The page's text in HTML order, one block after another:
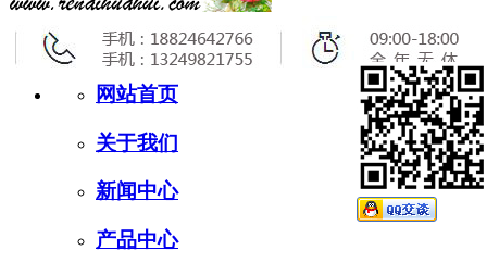
网站首页
关于我们
新闻中心
产品中心